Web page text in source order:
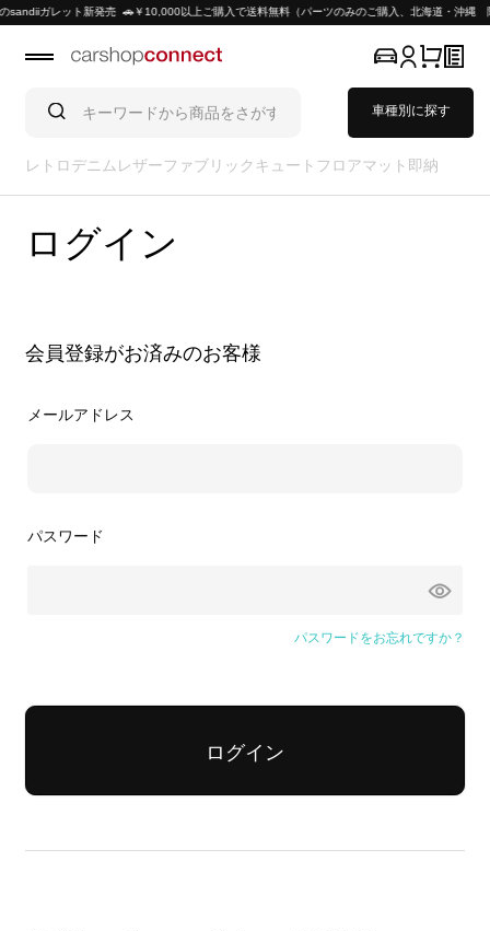
ガレット新発売 🚗￥10,000以上ご購入で送料無料（パーツのみのご購入、北海道・沖縄 除
車種別に探す
レトロ デニム レザーファブリック キュート フロアマット 即納
ログイン
会員登録がお済みのお客様
メールアドレス
パスワード
ログイン
パスワードをお忘れですか？